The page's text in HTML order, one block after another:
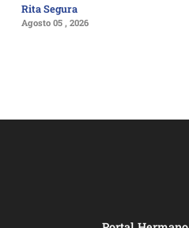
Rita Segura
Agosto 05 , 2026